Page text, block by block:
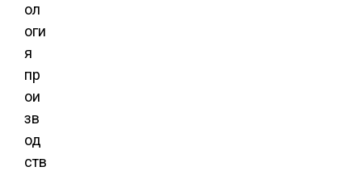
ол
оги
я
пр
ои
зв
од
ств